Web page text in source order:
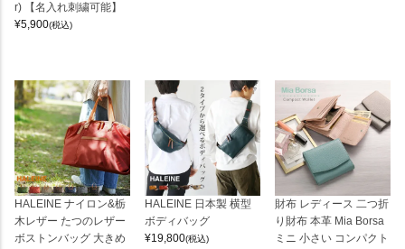
r) 【名入れ刺繍可能】
¥5,900(税込)
HALEINE ナイロン&栃
木レザー たつのレザー
ボストンバッグ 大きめ
HALEINE 日本製 横型
ボディバッグ
¥19,800(税込)
財布 レディース 二つ折
り財布 本革 Mia Borsa
ミニ 小さい コンパクト